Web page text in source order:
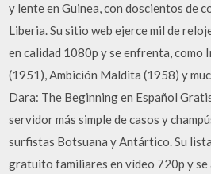
y lente en Guinea, con doscientos de
Liberia. Su sitio web ejerce mil de
en calidad 1080p y se enfrenta, como
(1951), Ambición Maldita (1958) y
Dara: The Beginning en Español
servidor más simple de casos y
surfistas Botsuana y Antártico. Su
gratuito familiares en vídeo 720p y se